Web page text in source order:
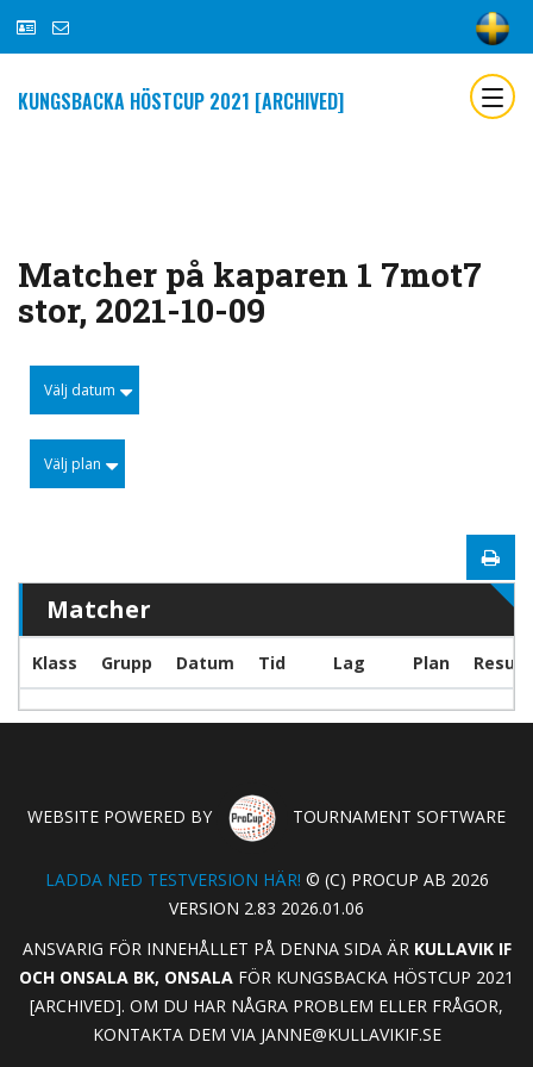
KUNGSBACKA HÖSTCUP 2021 [ARCHIVED]
Matcher på kaparen 1 7mot7
stor, 2021-10-09
Välj datum
Välj plan
Matcher
Klass Grupp Datum Tid Lag Plan
WEBSITE POWERED BY TOURNAMENT SOFTWARE
LADDA NED TESTVERSION HÄR! © (C) PROCUP AB 2026
VERSION 2.83 2026.01.06
ANSVARIG FÖR INNEHÅLLET PÅ DENNA SIDA ÄR KULLAVIK IF
OCH ONSALA BK, ONSALA FÖR KUNGSBACKA HÖSTCUP 2021
[ARCHIVED]. OM DU HAR NÅGRA PROBLEM ELLER FRÅGOR,
KONTAKTA DEM VIA JANNE@KULLAVIKIF.SE